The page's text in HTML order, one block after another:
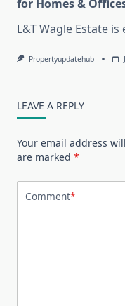
for Homes &
L&T Wagle Estate
Propertyupdatehub
LEAVE A REPLY
Your email address
are marked *
Comment*